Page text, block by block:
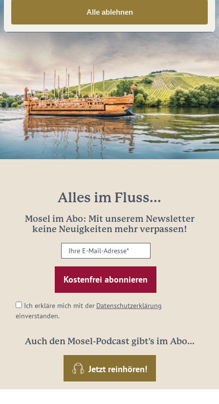
Alle ablehnen
Alles im Fluss...
Mosel im Abo: Mit unserem Newsletter
keine Neuigkeiten mehr verpassen!
Ihre
E-
Mail-
Adresse:
Ich erkläre mich mit der Datenschutzerklärung
einverstanden.
Auch den Mosel-Podcast gibt's im Abo...
Jetzt reinhören!